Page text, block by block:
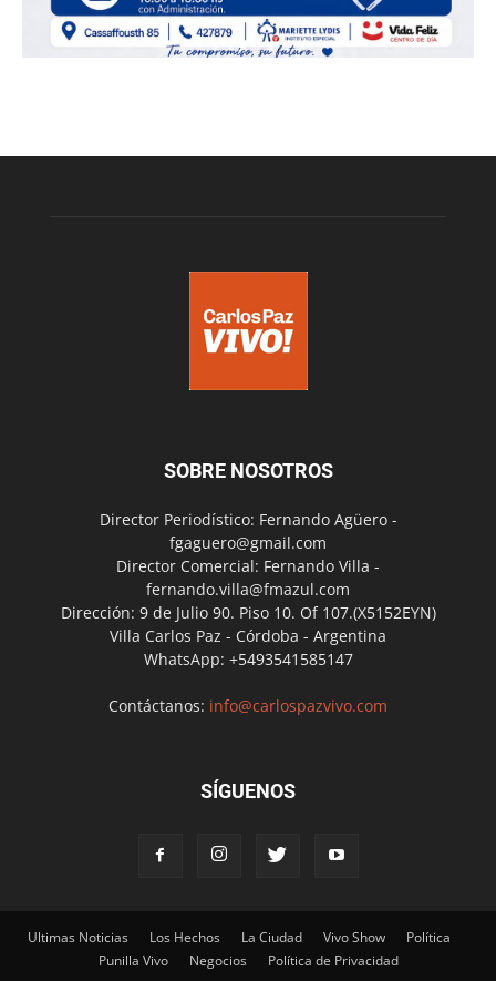
SOBRE NOSOTROS
Director Periodístico: Fernando Agüero -
fgaguero@gmail.com
Director Comercial: Fernando Villa -
fernando.villa@fmazul.com
Dirección: 9 de Julio 90. Piso 10. Of 107.(X5152EYN)
Villa Carlos Paz - Córdoba - Argentina
WhatsApp: +5493541585147
Contáctanos: info@carlospazvivo.com
SÍGUENOS
Ultimas Noticias Los Hechos La Ciudad Vivo Show
Política
Punilla Vivo
Negocios Política de Privacidad